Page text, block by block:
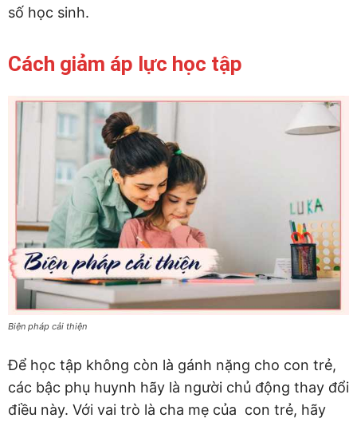
số học sinh.
Cách giảm áp lực học tập
Biện pháp cải thiện
Để học tập không còn là gánh nặng cho con trẻ,
các bậc phụ huynh hãy là người chủ động thay đổi
điều này. Với vai trò là cha mẹ của con trẻ, hãy